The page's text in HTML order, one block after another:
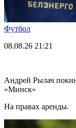
Футбол
08.08.26 21:21
Андрей Рылач
«Минск»
На правах аренды.